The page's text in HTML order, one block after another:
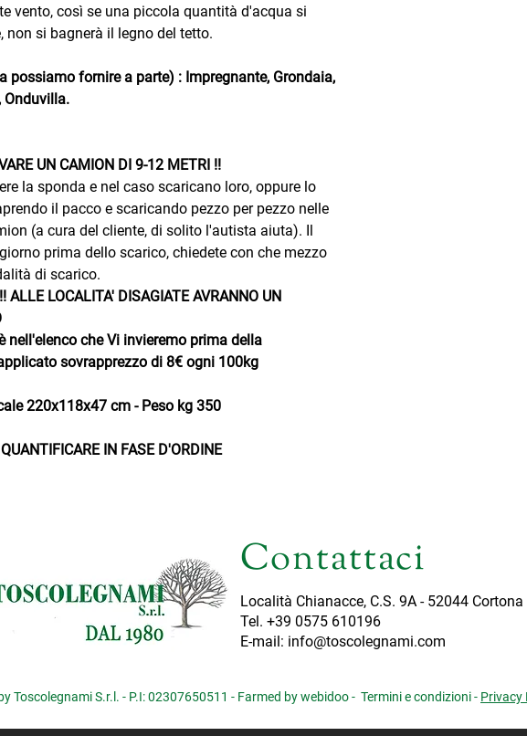
vento, così se una piccola quantità d'acqua si
non si bagnerà il legno del tetto.
possiamo fornire a parte) : Impregnante, Grondaia,
Onduvilla.
UN CAMION DI 9-12 METRI !!
la sponda e nel caso scaricano loro, oppure lo
il pacco e scaricando pezzo per pezzo nelle
(a cura del cliente, di solito l'autista aiuta). Il
prima dello scarico, chiedete con che mezzo
di scarico.
ALLE LOCALITA' DISAGIATE AVRANNO UN
nell'elenco che Vi invieremo prima della
sovrapprezzo di 8€ ogni 100kg
220x118x47 cm - Peso kg 350
IN FASE D'ORDINE
Contattaci
Località Chianacce, C.S. 9A - 52044 Cortona
Tel. +39 0575 610196
E-mail: info@toscolegnami.com
Toscolegnami S.r.l. - P.I: 02307650511 - Farmed by webidoo - Termini e condizioni- Privacy